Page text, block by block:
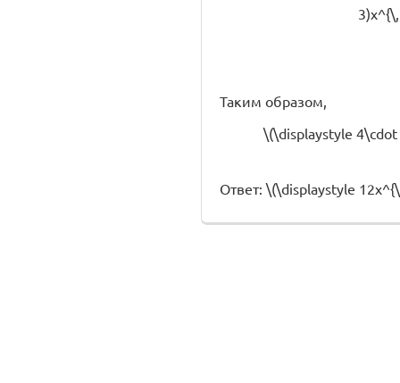
Таким образом,
\(\displaystyle
Ответ: \(\displaystyle